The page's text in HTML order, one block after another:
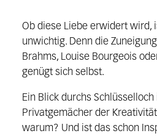
Ob diese Liebe erwidert wird,
unwichtig. Denn die
Brahms, Louise Bourgeois
genügt sich selbst.
Ein Blick durchs Schlüsselloch
Privatgemächer der
warum? Und ist das schon